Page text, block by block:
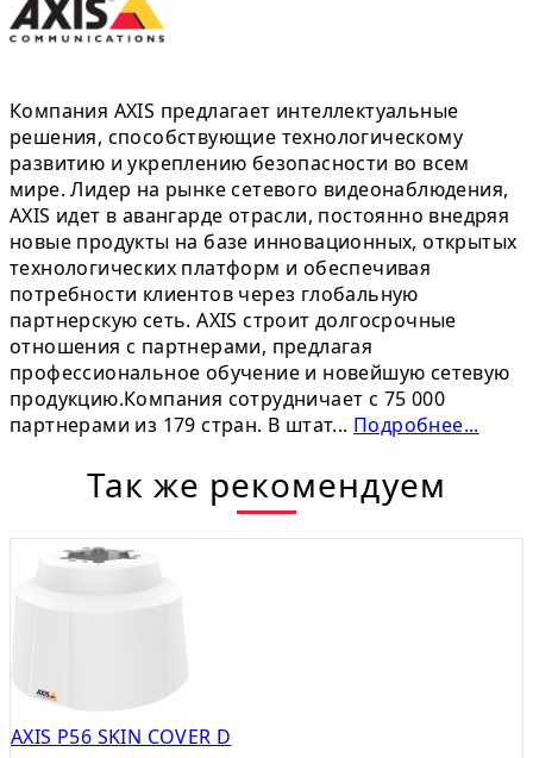
Компания AXIS предлагает интеллектуальные
решения, способствующие технологическому
развитию и укреплению безопасности во всем
мире. Лидер на рынке сетевого видеонаблюдения,
AXIS идет в авангарде отрасли, постоянно внедряя
новые продукты на базе инновационных, открытых
технологических платформ и обеспечивая
потребности клиентов через глобальную
партнерскую сеть. AXIS строит долгосрочные
отношения с партнерами, предлагая
профессиональное обучение и новейшую сетевую
продукцию.Компания сотрудничает с 75 000
партнерами из 179 стран. В штат... Подробнее...
Так же рекомендуем
AXIS P56 SKIN COVER D